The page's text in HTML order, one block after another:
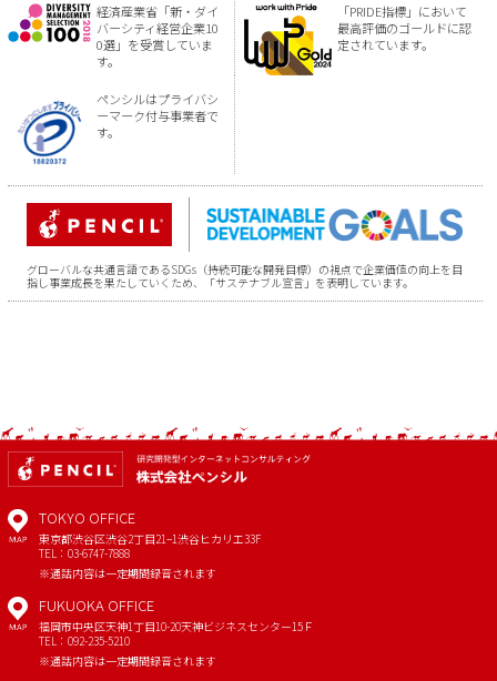
経済産業省「新・ダイ
バーシティ経営企業10
0選」を受賞していま
す。
「PRIDE指標」において
最高評価のゴールドに認
定されています。
ペンシルはプライバシ
ーマーク付与事業者で
す。
グローバルな共通言語であるSDGs（持続可能な開発目標）の視点で企業価値の向上を目
指し事業成長を果たしていくため、「サステナブル宣言」を表明しています。
MAP
TOKYO OFFICE
東京都渋谷区渋谷2丁目21−1渋谷ヒカリエ33F
TEL：03-6747-7888
※通話内容は一定期間録音されます
MAP
FUKUOKA OFFICE
福岡市中央区天神1丁目10-20天神ビジネスセンター15Ｆ
TEL：092-235-5210
※通話内容は一定期間録音されます